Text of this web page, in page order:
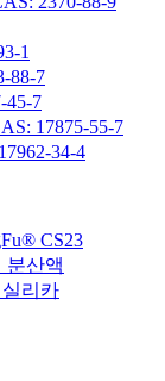
1
88-7
45-7
17875-55-7
34-4
CS23
분산액
리카